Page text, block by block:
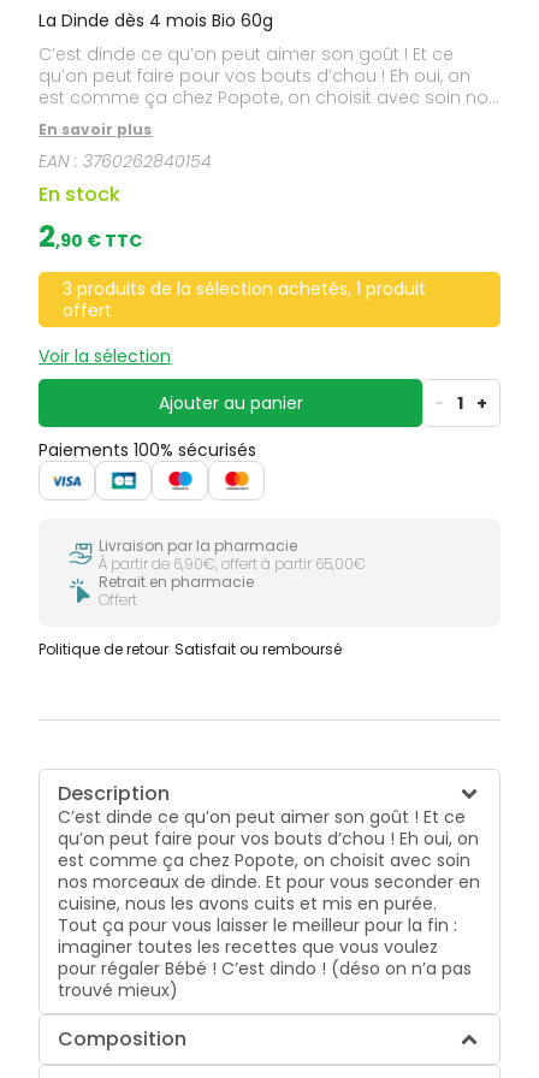
La Dinde dès 4 mois Bio 60g
C’est dinde ce qu’on peut aimer son goût ! Et ce
qu’on peut faire pour vos bouts d’chou ! Eh oui, on
est comme ça chez Popote, on choisit avec soin nos
morceaux de dinde. Et pour vous seconder en
cuisine, nous les avons cuits et mis en purée. Tout ça
pour vous laisser le meilleur pour la fin : imaginer
toutes les recettes que vous voulez pour régaler
Bébé ! C’est dindo ! (déso on n’a pas trouvé mieux)
En savoir plus
EAN :3760262840154
En stock
2,90 € TTC
3 produits de la sélection achetés, 1 produit
offert
Voir la sélection
Ajouter au panier
- 1 +
Paiements 100% sécurisés
Livraison par la pharmacie
À partir de 6,90€, offert à partir 65,00€
Retrait en pharmacie
Offert
Politique de retour Satisfait ou remboursé
Description
C’est dinde ce qu’on peut aimer son goût ! Et ce
qu’on peut faire pour vos bouts d’chou ! Eh oui, on
est comme ça chez Popote, on choisit avec soin
nos morceaux de dinde. Et pour vous seconder en
cuisine, nous les avons cuits et mis en purée.
Tout ça pour vous laisser le meilleur pour la fin :
imaginer toutes les recettes que vous voulez
pour régaler Bébé ! C’est dindo ! (déso on n’a pas
trouvé mieux)
Composition